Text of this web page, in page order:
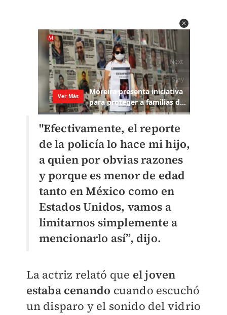
"Efectivamente, el reporte
de la policía lo hace mi hijo,
a quien por obvias razones
y porque es menor de edad
tanto en México como en
Estados Unidos, vamos a
limitarnos simplemente a
mencionarlo así”, dijo.
La actriz relató que el joven
estaba cenando cuando escuchó
un disparo y el sonido del vidrio